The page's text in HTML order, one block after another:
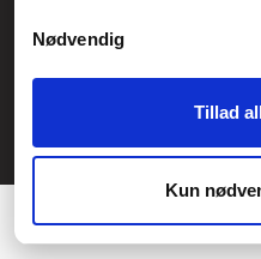
Nødvendig
Tillad
Kun
Ångra köp